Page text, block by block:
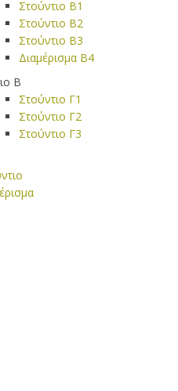
Στούντιο B1
Στούντιο Β2
Στούντιο Β3
Διαμέρισμα Β4
Β
Στούντιο Γ1
Στούντιο Γ2
Στούντιο Γ3